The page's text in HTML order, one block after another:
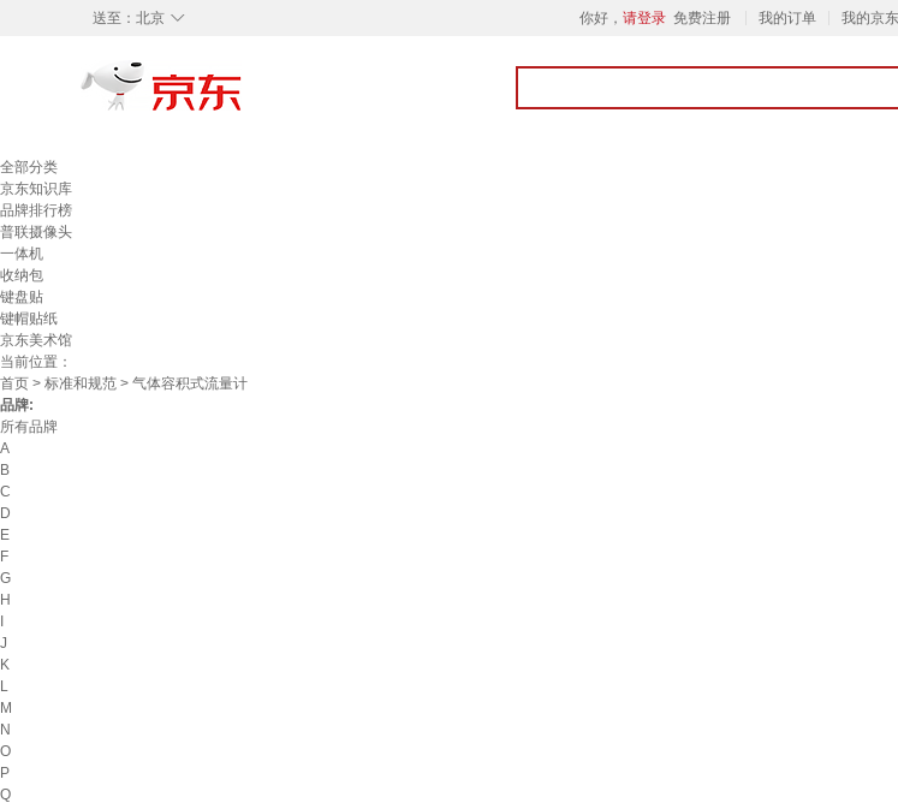
◇
送至： 北京 你好， 请登录 免费注册 我的订单 我的京东
全部分类
京东知识库
品牌排行榜
普联摄像头
一体机
收纳包
键盘贴
键帽贴纸
京东美术馆
当前位置：
首页 > 标准和规范 > 气体容积式流量计
品牌:
所有品牌
A
B
C
D
E
F
G
H
J
K
L
M
N
O
P
Q